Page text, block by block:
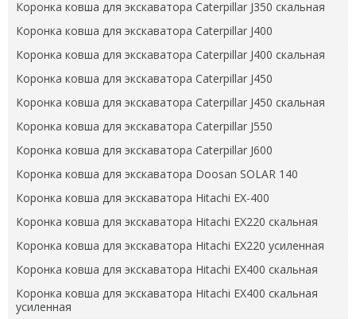
Коронка ковша для экскаватора Caterpillar J350 скальная
Коронка ковша для экскаватора Caterpillar J400
Коронка ковша для экскаватора Caterpillar J400 скальная
Коронка ковша для экскаватора Caterpillar J450
Коронка ковша для экскаватора Caterpillar J450 скальная
Коронка ковша для экскаватора Caterpillar J550
Коронка ковша для экскаватора Caterpillar J600
Коронка ковша для экскаватора Doosan SOLAR 140
Коронка ковша для экскаватора Hitachi EX-400
Коронка ковша для экскаватора Hitachi EX220 скальная
Коронка ковша для экскаватора Hitachi EX220 усиленная
Коронка ковша для экскаватора Hitachi EX400 скальная
Коронка ковша для экскаватора Hitachi EX400 скальная
усиленная